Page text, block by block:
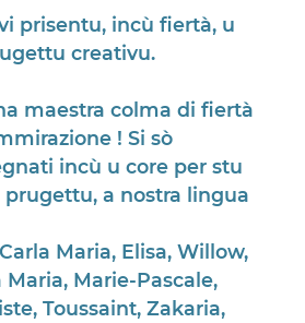
prisentu, incù fiertà, u
creativu.
maestra colma di fiertà
! Si sò
incù u core per stu
prugettu, a nostra lingua
Maria, Elisa, Willow,
Maria, Marie-Pascale,
Toussaint, Zakaria,